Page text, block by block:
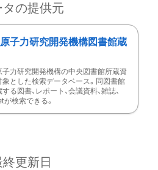
タの提供元
子力研究開発機構図書館蔵
子力研究開発機構の中央図書館所蔵資
象とした検索データベース。同図書館
る図書、レポート、会議資料、雑誌、
が検索できる。
終更新日